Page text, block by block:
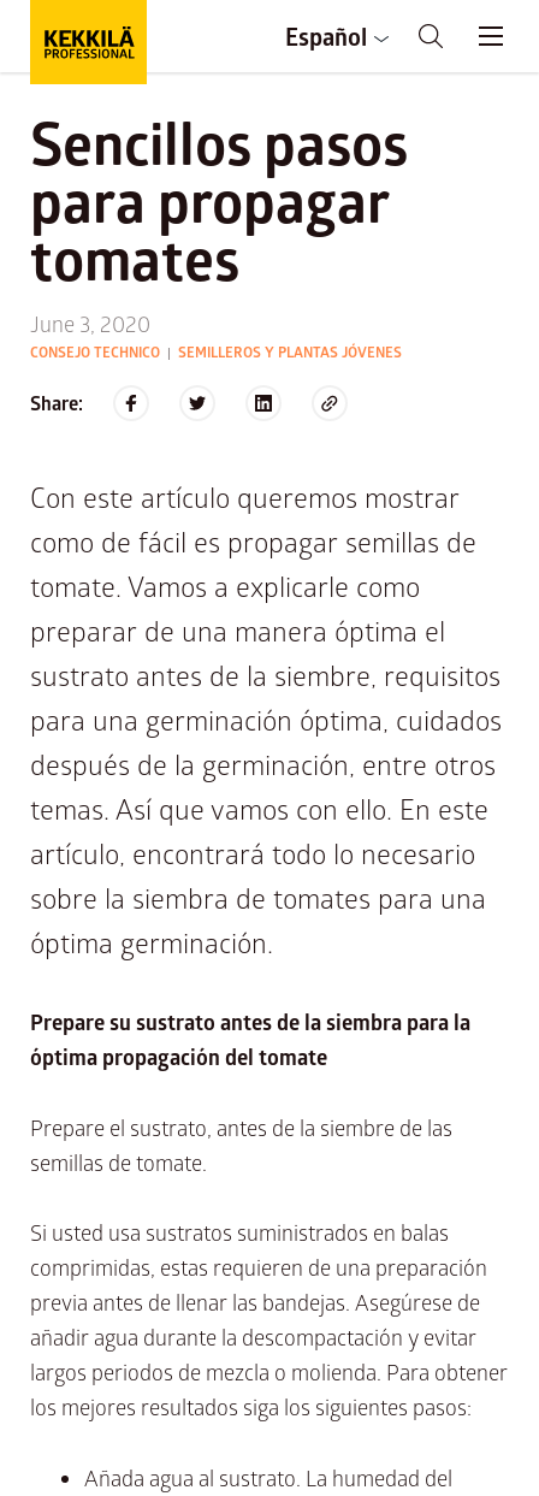
Español
Sencillos pasos
para propagar
tomates
June 3, 2020
CONSEJO TECHNICO | SEMILLEROS Y PLANTAS JÓVENES
Share:
Con este artículo queremos mostrar
como de fácil es propagar semillas de
tomate. Vamos a explicarle como
preparar de una manera óptima el
sustrato antes de la siembre, requisitos
para una germinación óptima, cuidados
después de la germinación, entre otros
temas. Así que vamos con ello. En este
artículo, encontrará todo lo necesario
sobre la siembra de tomates para una
óptima germinación.
Prepare su sustrato antes de la siembra para la
óptima propagación del tomate
Prepare el sustrato, antes de la siembre de las
semillas de tomate.
Si usted usa sustratos suministrados en balas
comprimidas, estas requieren de una preparación
previa antes de llenar las bandejas. Asegúrese de
añadir agua durante la descompactación y evitar
largos periodos de mezcla o molienda. Para obtener
los mejores resultados siga los siguientes pasos:
Añada agua al sustrato. La humedad del